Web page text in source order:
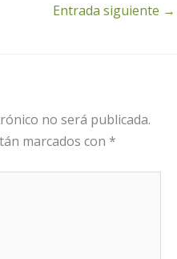
Entrada siguiente →
no será publicada.
marcados con *